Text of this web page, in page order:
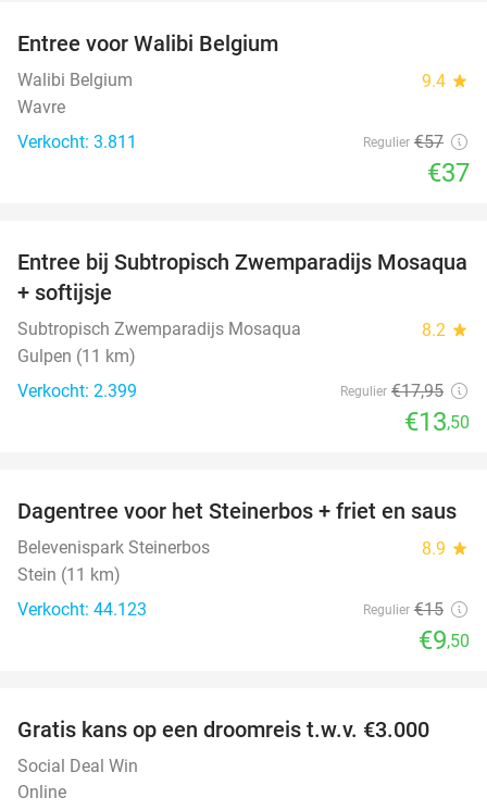
Entree voor Walibi Belgium
Walibi Belgium 9.4 star
Wavre
Verkocht: 3.811
Regulier €57
€37
25%
Entree bij Subtropisch Zwemparadijs Mosaqua
+ softijsje
Subtropisch Zwemparadijs Mosaqua 8.2 star
Gulpen (11 km)
Verkocht: 2.399
Regulier €17,95
€13,50
37%
Dagentree voor het Steinerbos + friet en saus
Belevenispark Steinerbos 8.9 star
Stein (11 km)
Verkocht: 44.123
Regulier €15
€9,50
Gratis kans op een droomreis t.w.v. €3.000
Social Deal Win
Online